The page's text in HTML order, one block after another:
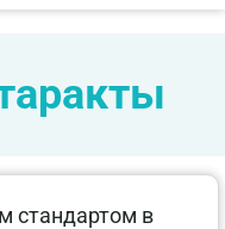
стандартом в